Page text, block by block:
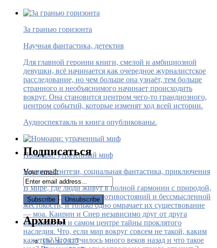
За гранью горизонта
Научная фантастика, детектив
Для главной героини книги, смелой и амбициозной
девушки, всё начинается как очередное журналистское
расследование, но чем больше она узнаёт, тем больше
странного и необъяснимого начинает происходить
вокруг. Она становится центром чего-то грандиозного,
центром событий, которые изменят ход всей истории.
Аудиоспектакль и книга опубликованы.
Номоари: утраченный миф
Научное фэнтези, социальная фантастика, приключения
В мире, где люди живут в полной гармонии с природой,
больше нет войн, нет противостояний и бессмысленной
жестокости, и только одно омрачает их существование
— моа. Каирин и Сиер независимо друг от друга
оказываются и самом центре тайны проклятого
наследия. Что, если мир вокруг совсем не такой, каким
кажется? Что случилось много веков назад и что такое
Подписаться
Your email:
Архивы
Июль 2017